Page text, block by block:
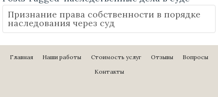
Признание права собственности в порядке
наследования через суд
Главная Наши работы Стоимость услуг Отзывы
Вопросы
Контакты